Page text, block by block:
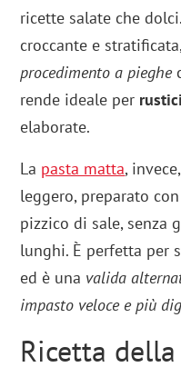
ricette salate che
croccante e
procedimento a pieghe
rende ideale per rustici
elaborate.
La pasta matta,
leggero, preparato
pizzico di sale, senza
lunghi. È perfetta per
ed è una valida
impasto veloce e più
Ricetta